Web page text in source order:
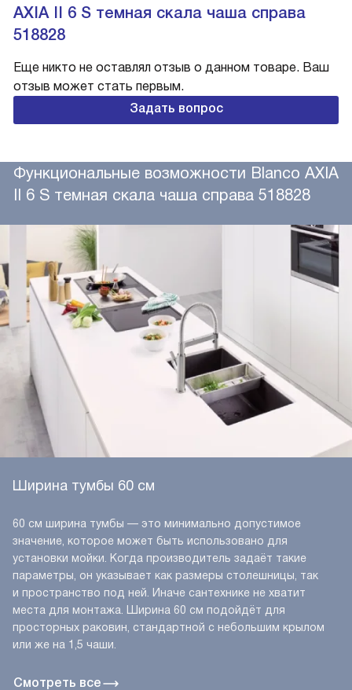
AXIA II 6 S темная скала чаша справа
518828
Еще никто не оставлял отзыв о данном товаре. Ваш
отзыв может стать первым.
Задать вопрос
Функциональные возможности Blanco AXIA
II 6 S темная скала чаша справа 518828
Смотреть все
Ширина тумбы 60 см
60 см ширина тумбы — это минимально допустимое
значение, которое может быть использовано для
установки мойки. Когда производитель задаёт такие
параметры, он указывает как размеры столешницы, так
и пространство под ней. Иначе сантехнике не хватит
места для монтажа. Ширина 60 см подойдёт для
просторных раковин, стандартной с небольшим крылом
или же на 1,5 чаши.